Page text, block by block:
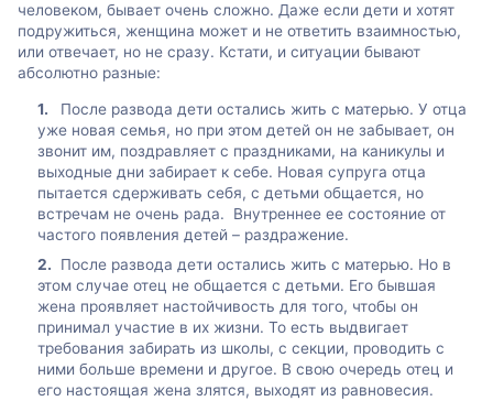
человеком, бывает очень сложно. Даже если дети и хотят
подружиться, женщина может и не ответить взаимностью,
или отвечает, но не сразу. Кстати, и ситуации бывают
абсолютно разные:
После развода дети остались жить с матерью. У отца
уже новая семья, но при этом детей он не забывает, он
звонит им, поздравляет с праздниками, на каникулы и
выходные дни забирает к себе. Новая супруга отца
пытается сдерживать себя, с детьми общается, но
встречам не очень рада. Внутреннее ее состояние от
частого появления детей – раздражение.
После развода дети остались жить с матерью. Но в
этом случае отец не общается с детьми. Его бывшая
жена проявляет настойчивость для того, чтобы он
принимал участие в их жизни. То есть выдвигает
требования забирать из школы, с секции, проводить с
ними больше времени и другое. В свою очередь отец и
его настоящая жена злятся, выходят из равновесия.